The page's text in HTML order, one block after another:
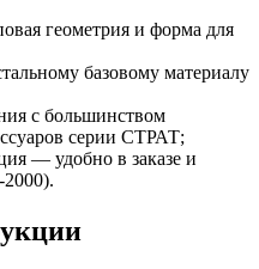
геометрия и форма для
базовому материалу
с большинством
серии СТРАТ;
— удобно в заказе и